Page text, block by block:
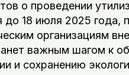
о проведении
18 июля 2025 года,
организациям
важным шагом к
и сохранению